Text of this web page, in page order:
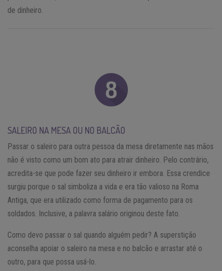
de dinheiro.
SALEIRO NA MESA OU NO BALCÃO
Passar o saleiro para outra pessoa da mesa diretamente nas mãos
não é visto como um bom ato para atrair dinheiro. Pelo contrário,
acredita-se que pode fazer seu dinheiro ir embora. Essa crendice
surgiu porque o sal simboliza a vida e era tão valioso na Roma
Antiga, que era utilizado como forma de pagamento para os
soldados. Inclusive, a palavra salário originou deste fato.
Como devo passar o sal quando alguém pedir? A superstição
aconselha apoiar o saleiro na mesa e no balcão e arrastar até o
outro, para que possa usá-lo.